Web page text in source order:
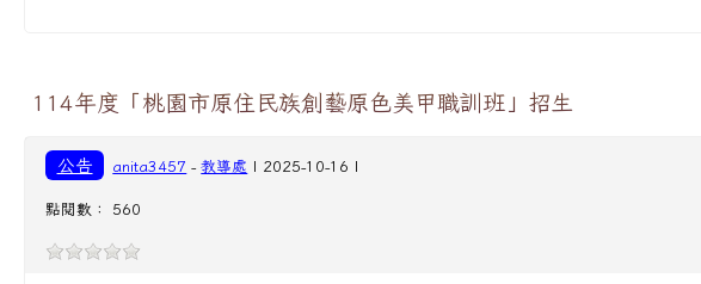
114年度「桃園市原住民族創藝原色美甲職訓班」招生
公告 anita3457 -教導處 | 2025-10-16 |
點閱數： 560